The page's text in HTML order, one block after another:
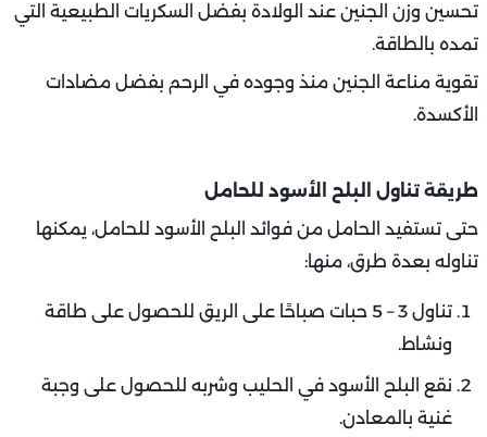
تحسين وزن الجنين عند الولادة بفضل السكريات الطبيعية التي
تمده بالطاقة.
تقوية مناعة الجنين منذ وجوده في الرحم بفضل مضادات
الأكسدة.
طريقة تناول البلح الأسود للحامل
حتى تستفيد الحامل من فوائد البلح الأسود للحامل، يمكنها
تناوله بعدة طرق، منها:
تناول 3 – 5 حبات صباحًا على الريق للحصول على طاقة
ونشاط.
نقع البلح الأسود في الحليب وشربه للحصول على وجبة
غنية بالمعادن.